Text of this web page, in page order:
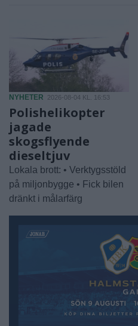
NYHETER 2026-08-04 KL. 16:53
Polishelikopter
jagade
skogsflyende
dieseltjuv
Lokala brott: • Verktygsstöld
på miljonbygge • Fick bilen
dränkt i målarfärg